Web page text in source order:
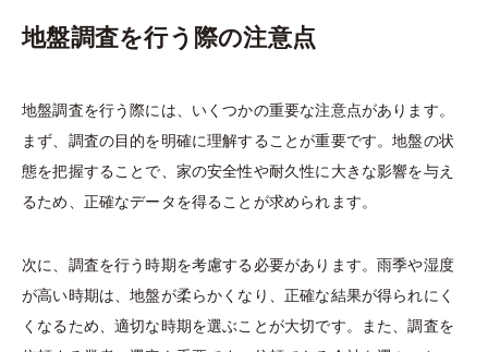
地盤調査を行う際の注意点
地盤調査を行う際には、いくつかの重要な注意点があります。
まず、調査の目的を明確に理解することが重要です。地盤の状
態を把握することで、家の安全性や耐久性に大きな影響を与え
るため、正確なデータを得ることが求められます。
次に、調査を行う時期を考慮する必要があります。雨季や湿度
が高い時期は、地盤が柔らかくなり、正確な結果が得られにく
くなるため、適切な時期を選ぶことが大切です。また、調査を